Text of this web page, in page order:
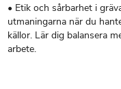
• Etik och sårbarhet i
utmaningarna när du
källor. Lär dig balansera
arbete.